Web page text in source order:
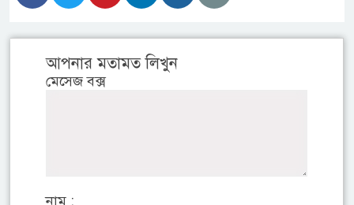
আপনার মতামত লিখুন
মেসেজ বক্স
নাম :